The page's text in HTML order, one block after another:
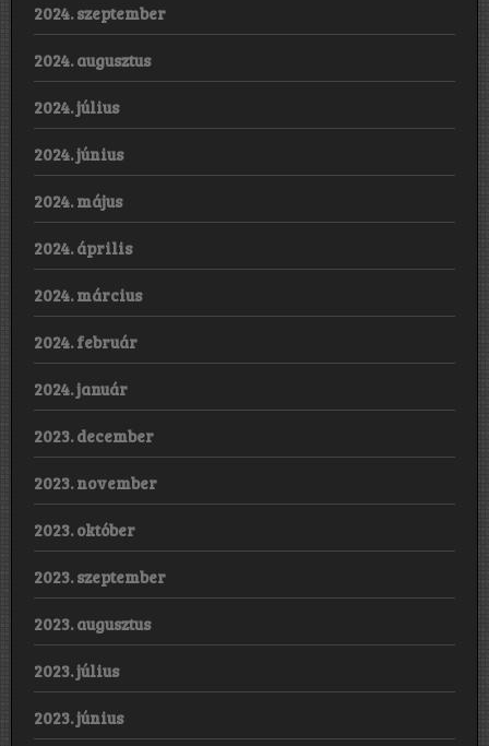
2024. szeptember
2024. augusztus
2024. július
2024. június
2024. május
2024. április
2024. március
2024. február
2024. január
2023. december
2023. november
2023. október
2023. szeptember
2023. augusztus
2023. július
2023. június